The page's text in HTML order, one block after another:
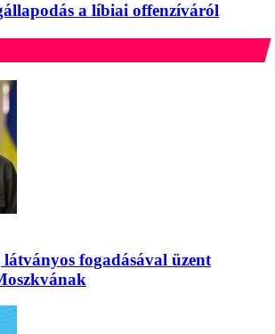
a líbiai offenzíváról
fogadásával üzent